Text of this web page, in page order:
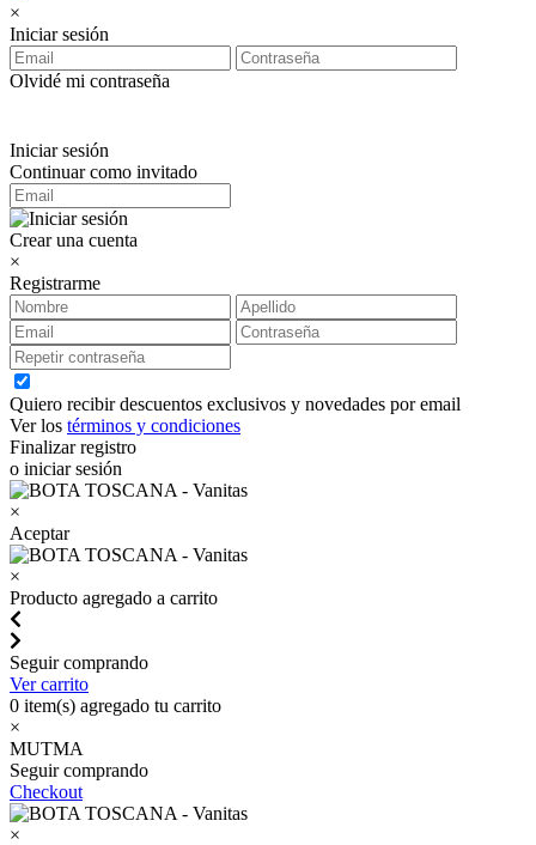
×
Iniciar sesión
Olvidé mi contraseña
Iniciar sesión
Continuar como invitado
Crear una cuenta
×
Registrarme
Quiero recibir descuentos exclusivos y novedades por email
Ver los términos y condiciones
Finalizar registro
o iniciar sesión
×
Aceptar
×
Producto agregado a carrito
Seguir comprando
Ver carrito
0 item(s) agregado tu carrito
×
MUTMA
Seguir comprando
Checkout
×